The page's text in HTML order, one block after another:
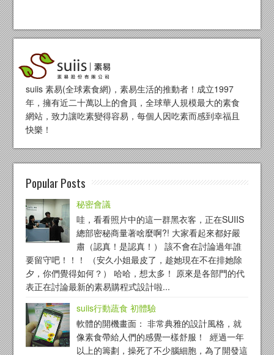
suiis 素易(全球素食網)，素易生活的推動者！成立1997
年，擁有近二十萬以上的會員，全球華人規模最大的素食
網站，致力讓吃素變得容易，每個人因吃素而感到幸福且
快樂！
Popular Posts
秘密會議
哇，看看照片中的這一群黑衣客，正在SUIIS
總部密秘商量著啥麼啊?! 大家看起來都好嚴
肅（認真！是認真！） 該不會在討論過年誰
要留守吧！！！ （安久小姐最皮了，趁她現在不在排她除
夕，你們覺得如何？） 哈哈，想太多！ 原來是各部門的代
表正在討論最新的素易購程式設計啦...
suiis行動蔬食 初體驗
軟體的開機畫面： 非常典雅的設計風格，就
像素食帶給人們的感覺一樣舒服！ 經過一年
以上的籌劃，操死了不少腦細胞，為了開發這